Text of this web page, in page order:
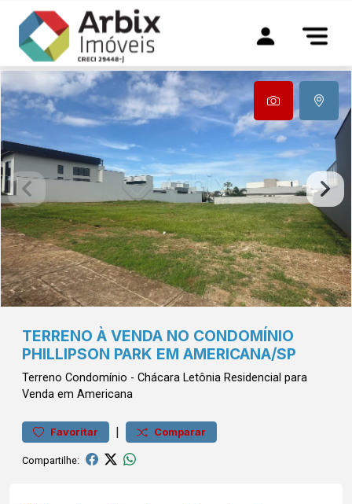
TERRENO À VENDA NO CONDOMÍNIO
PHILLIPSON PARK EM AMERICANA/SP
Terreno Condomínio - Chácara Letônia Residencial para
Venda em Americana
Favoritar | Comparar
Compartilhe: